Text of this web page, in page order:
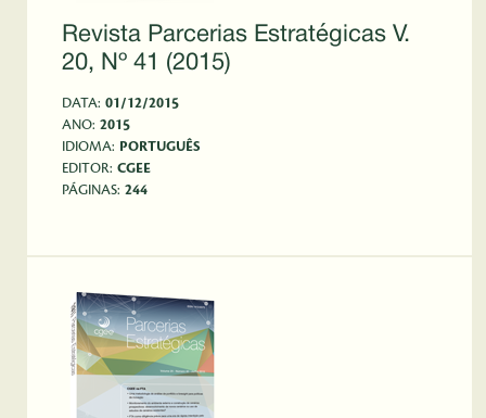
Revista Parcerias Estratégicas V.
20, Nº 41 (2015)
DATA: 01/12/2015
ANO: 2015
IDIOMA: PORTUGUÊS
EDITOR: CGEE
PÁGINAS: 244